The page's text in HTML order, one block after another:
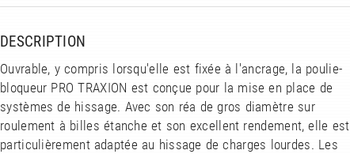
DESCRIPTION
Ouvrable, y compris lorsqu'elle est fixée à l'ancrage, la poulie-
bloqueur PRO TRAXION est conçue pour la mise en place de
systèmes de hissage. Avec son réa de gros diamètre sur
roulement à billes étanche et son excellent rendement, elle est
particulièrement adaptée au hissage de charges lourdes. Les